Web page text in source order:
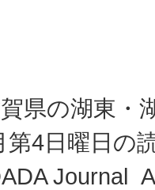
県の湖東
第4日曜日の
Journal